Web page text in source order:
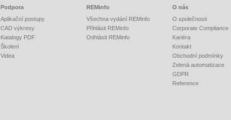
Podpora
Aplikační postupy
CAD výkresy
Katalogy PDF
Školení
Videa
REMinfo
Všechna vydání REMinfo
Přihlásit REMinfo
Odhlásit REMinfo
O nás
O společnosti
Corporate Compliance
Kariéra
Kontakt
Obchodní podmínky
Zelená automatizace
GDPR
Reference